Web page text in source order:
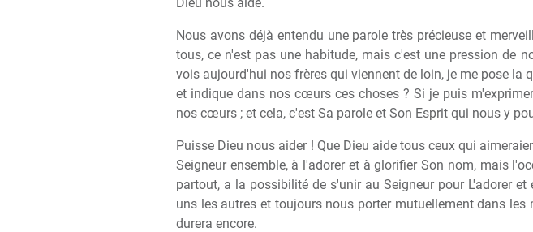
Nous avons déjà entendu une parole très précieuse et
tous, ce n'est pas une habitude, mais c'est une pression de
vois aujourd'hui nos frères qui viennent de loin, je me pose la
et indique dans nos cœurs ces choses ? Si je puis
nos cœurs ; et cela, c'est Sa parole et Son Esprit qui nous y
Puisse Dieu nous aider ! Que Dieu aide tous ceux qui
Seigneur ensemble, à l'adorer et à glorifier Son nom, mais
partout, a la possibilité de s'unir au Seigneur pour L'adorer
uns les autres et toujours nous porter mutuellement dans
durera encore.